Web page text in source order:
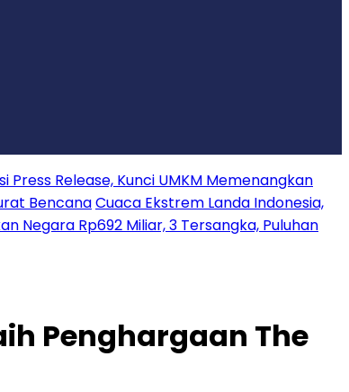
Press Release, Kunci UMKM Memenangkan
BencanaCuaca Ekstrem Landa Indonesia,
Negara Rp692 Miliar, 3 Tersangka, Puluhan
Penghargaan The